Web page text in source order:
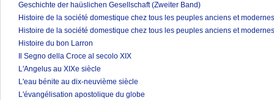
Geschichte der haüslichen Gesellschaft (Zweiter Band)
Histoire de la société domestique chez tous les peuples anciens et
Histoire de la société domestique chez tous les peuples anciens et
Histoire du bon Larron
Il Segno della Croce al secolo XIX
L'Angelus au XIXe siècle
L'eau bénite au dix-neuvième siècle
L'évangélisation apostolique du globe